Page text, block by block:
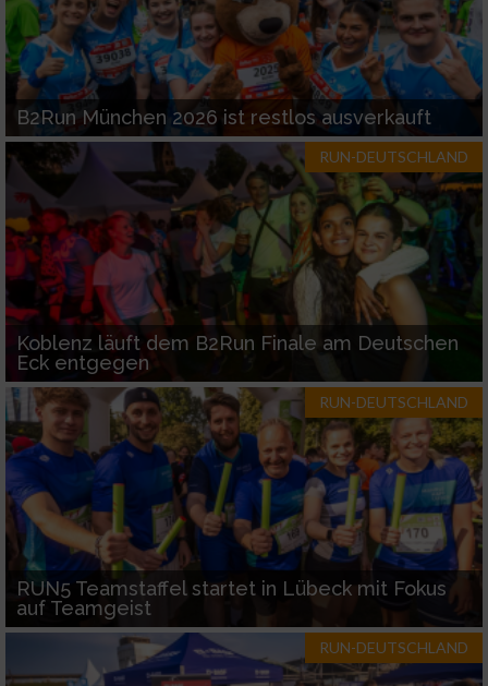
B2Run München 2026 ist restlos ausverkauft
RUN-DEUTSCHLAND
Koblenz läuft dem B2Run Finale am Deutschen
Eck entgegen
RUN-DEUTSCHLAND
RUN5 Teamstaffel startet in Lübeck mit Fokus
auf Teamgeist
RUN-DEUTSCHLAND